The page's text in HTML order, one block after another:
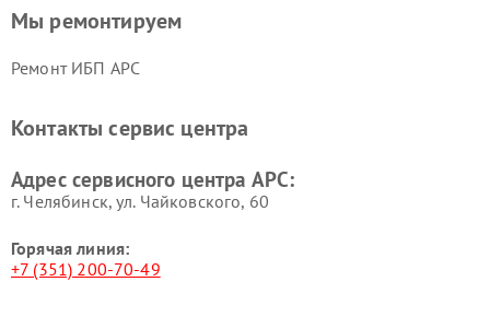
Мы ремонтируем
Ремонт ИБП APC
Контакты сервис центра
Адрес сервисного центра APC:
г. Челябинск, ул. Чайковского, 60
Горячая линия:
+7 (351) 200-70-49